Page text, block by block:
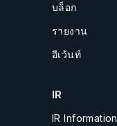
บล็อก
รายงาน
อีเว้นท์
IR
IR Information